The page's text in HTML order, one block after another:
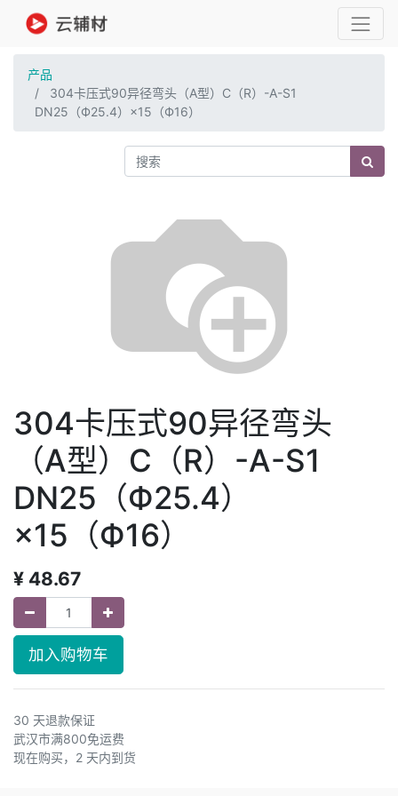
产品
304卡压式90异径弯头（A型）C（R）-A-S1
DN25（Ф25.4）×15（Ф16）
304卡压式90异径弯头
（A型）C（R）-A-S1
DN25（Ф25.4）
×15（Ф16）
¥ 48.67
加入购物车
30 天退款保证
武汉市满800免运费
现在购买，2 天内到货